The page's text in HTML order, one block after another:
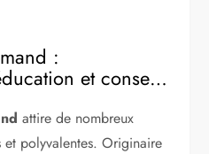
:
et conseils
attire de nombreux
et polyvalentes. Originaire